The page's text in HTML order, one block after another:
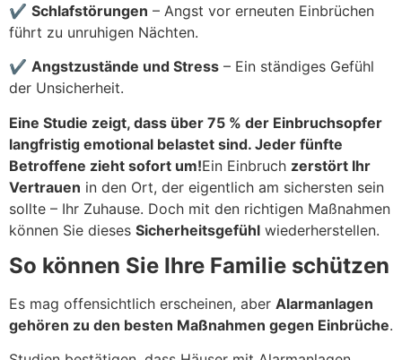
✔ Schlafstörungen – Angst vor erneuten Einbrüchen
führt zu unruhigen Nächten.
✔ Angstzustände und Stress – Ein ständiges Gefühl
der Unsicherheit.
Eine Studie zeigt, dass über 75 % der Einbruchsopfer
langfristig emotional belastet sind. Jeder fünfte
Betroffene zieht sofort um!Ein Einbruch zerstört Ihr
Vertrauen in den Ort, der eigentlich am sichersten sein
sollte – Ihr Zuhause. Doch mit den richtigen Maßnahmen
können Sie dieses Sicherheitsgefühl wiederherstellen.
So können Sie Ihre Familie schützen
Es mag offensichtlich erscheinen, aber Alarmanlagen
gehören zu den besten Maßnahmen gegen Einbrüche.